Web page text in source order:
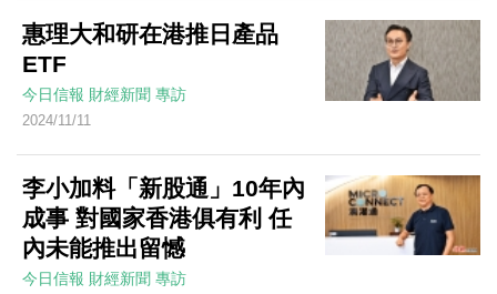
惠理大和研在港推日產品
ETF
今日信報 財經新聞 專訪
2024/11/11
李小加料「新股通」10年內
成事 對國家香港俱有利 任
內未能推出留憾
今日信報 財經新聞 專訪